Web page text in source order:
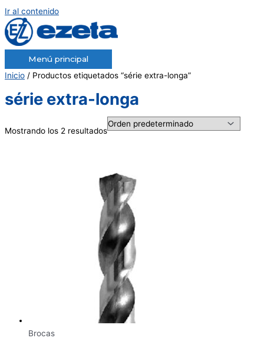
Ir al contenido
Menú principal
Inicio / Productos etiquetados “série extra-longa”
série extra-longa
Mostrando los 2 resultados
Brocas